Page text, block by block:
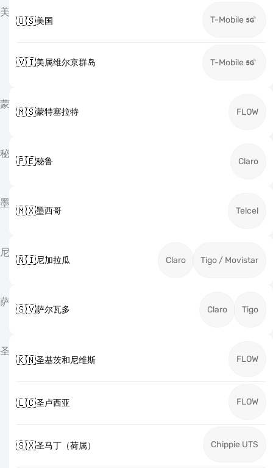
美
🇺🇸美国 T-Mobile
🇻🇮美属维尔京群岛 T-Mobile
蒙
🇲🇸蒙特塞拉特 FLOW
秘
🇵🇪秘鲁 Claro
墨
🇲🇽墨西哥 Telcel
尼
🇳🇮尼加拉瓜 Claro Tigo / Movistar
萨
🇸🇻萨尔瓦多 Claro Tigo
圣
🇰🇳圣基茨和尼维斯 FLOW
🇱🇨圣卢西亚 FLOW
🇸🇽圣马丁（荷属） Chippie UTS